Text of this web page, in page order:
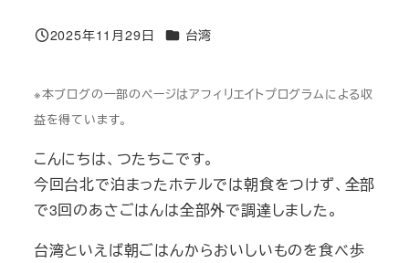
投稿日
2025年11月29日 カテゴリー
台湾
※本ブログの一部のページはアフィリエイトプログラムによる収
益を得ています。
こんにちは、つたちこです。
今回台北で泊まったホテルでは朝食をつけず、全部
で3回のあさごはんは全部外で調達しました。
台湾といえば朝ごはんからおいしいものを食べ歩